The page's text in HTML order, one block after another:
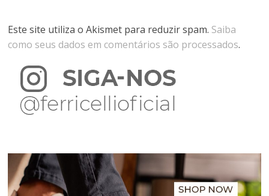
Este site utiliza o Akismet para reduzir spam. Saiba
como seus dados em comentários são processados.